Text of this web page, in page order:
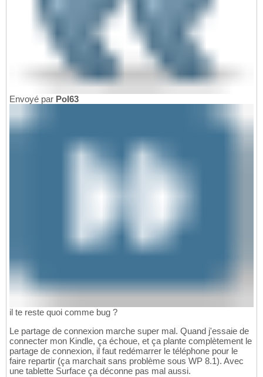
Envoyé par Pol63
il te reste quoi comme bug ?
Le partage de connexion marche super mal. Quand j'essaie de
connecter mon Kindle, ça échoue, et ça plante complètement le
partage de connexion, il faut redémarrer le téléphone pour le
faire repartir (ça marchait sans problème sous WP 8.1). Avec
une tablette Surface ça déconne pas mal aussi.